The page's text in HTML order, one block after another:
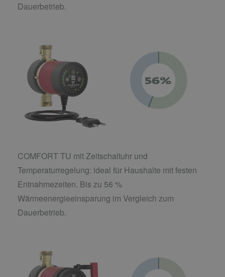
Dauerbetrieb.
COMFORT TU mit Zeitschaltuhr und
Temperaturregelung: ideal für Haushalte mit festen
Entnahmezeiten. Bis zu 56 %
Wärmeenergieeinsparung im Vergleich zum
Dauerbetrieb.